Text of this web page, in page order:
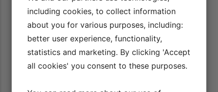
9/14
Balance - bold del I
AFSPIL VIDEO
10/14
Balance - bold del II
AFSPIL VIDEO
including cookies, to collect information
about you for various purposes, including:
better user experience, functionality,
statistics and marketing. By clicking 'Accept
all cookies' you consent to these purposes.